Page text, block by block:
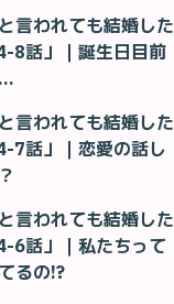
言われても結婚した
8話」｜誕生日目前
言われても結婚した
7話」｜恋愛の話し
言われても結婚した
6話」｜私たちって
るの!?